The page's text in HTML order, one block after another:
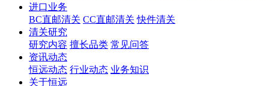
进口业务
BC直邮清关 CC直邮清关 快件清关
清关研究
研究内容 擅长品类 常见问答
资讯动态
恒远动态 行业动态 业务知识
关于恒远